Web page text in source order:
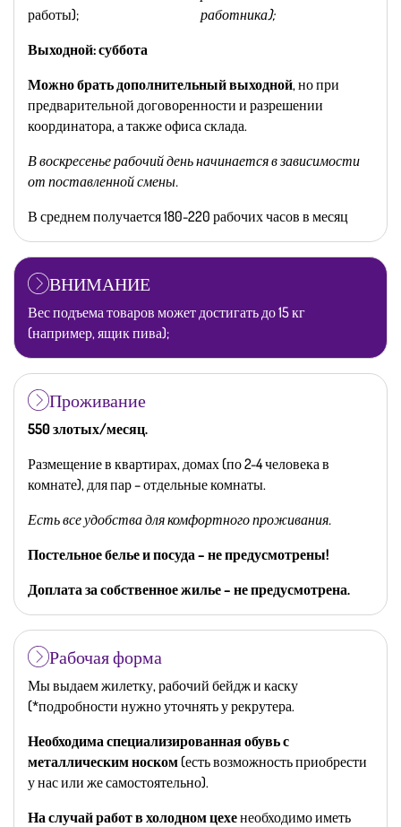
работы);
работника);
Выходной: суббота
Можно брать дополнительный выходной, но при
предварительной договоренности и разрешении
координатора, а также офиса склада.
В воскресенье рабочий день начинается в зависимости
от поставленной смены.
В среднем получается 180-220 рабочих часов в месяц
ВНИМАНИЕ
Вес подъема товаров может достигать до 15 кг
(например, ящик пива);
Проживание
550 злотых/месяц.
Размещение в квартирах, домах (по 2-4 человека в
комнате), для пар – отдельные комнаты.
Есть все удобства для комфортного проживания.
Постельное белье и посуда – не предусмотрены!
Доплата за собственное жилье – не предусмотрена.
Рабочая форма
Мы выдаем жилетку, рабочий бейдж и каску
(*подробности нужно уточнять у рекрутера.
Необходима специализированная обувь с
металлическим носком(есть возможность приобрести
у нас или же самостоятельно).
На случай работ в холодном цехенеобходимо иметь